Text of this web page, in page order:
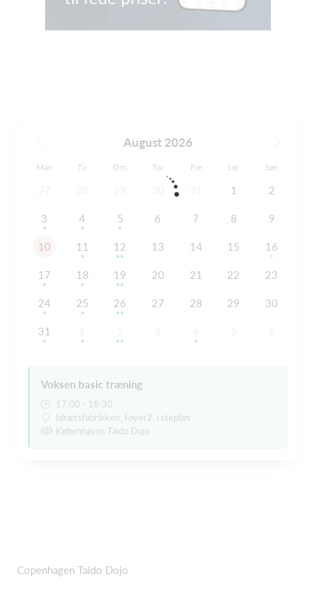
August 2026
Man Tir Ons Tor Fre Lør Søn
1 2
3 4 5 6 7 8 9
10 11 12 13 14 15 16
17 18 19 20 21 22 23
24 25 26 27 28 29 30
31
Voksen basic træning
17:00 - 18:30
Idrætsfabrikken, Foyer2, i steplan
Københavns Taido Dojo
Copenhagen Taido Dojo